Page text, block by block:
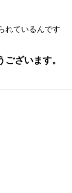
れているんです
ざいます。